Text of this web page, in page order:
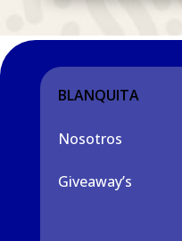
BLANQUITA
Nosotros
Giveaway’s